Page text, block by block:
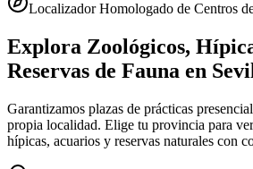
Localizador Homologado de Centros
Explora Zoológicos,
Reservas de Fauna en
Garantizamos plazas de prácticas
propia localidad. Elige tu provincia para
hípicas, acuarios y reservas naturales con